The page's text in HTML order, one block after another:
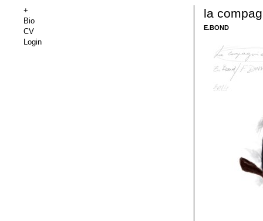
+
Bio
CV
Login
la
E.BOND